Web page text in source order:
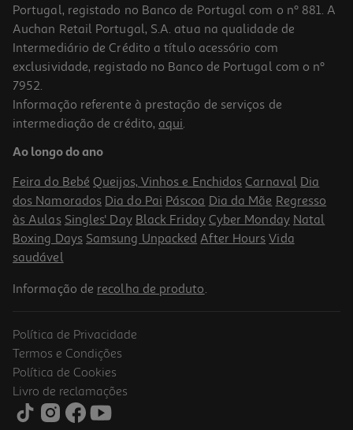
Portugal, registado no Banco de Portugal com o nº 881. A
Auchan Retail Portugal, S.A. atua na qualidade de
Intermediário de Crédito a título acessório com
exclusividade, registado no Banco de Portugal com o nº
7952.
Informação referente à prestação de serviços de
intermediação de crédito, aqui.
Ao longo do ano
Feira do Bebé Queijos, Vinhos e Enchidos Carnaval Dia
dos Namorados Dia do Pai Páscoa Dia da Mãe Regresso
às Aulas Singles' Day Black Friday Cyber Monday Natal
Boxing Days Samsung Unpacked After Hours Vida
saudável
Informação de recolha de produto.
Política de Privacidade
Termos e Condições
Política de Cookies
Livro de reclamações